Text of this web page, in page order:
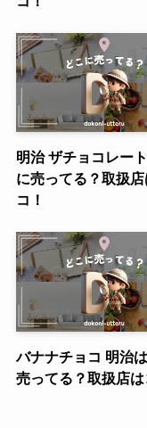
明治 ザチョコレー
に売ってる？取扱店
コ！
バナナチョコ 明治
売ってる？取扱店は